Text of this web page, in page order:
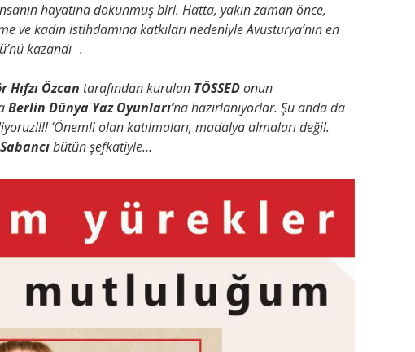
hayatına dokunmuş biri. Hatta, yakın zaman önce,
ve kadın istihdamına katkıları nedeniyle Avusturya’nın en
kazandı .
Hıfzı Özcan tarafından kurulan TÖSSEDonun
Berlin Dünya Yaz Oyunları’na hazırlanıyorlar. Şu anda da
‘Önemli olan katılmaları, madalya almaları değil.
bütün şefkatiyle…